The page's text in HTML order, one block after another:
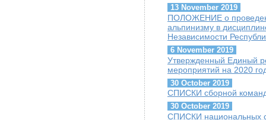
13 November 2019
ПОЛОЖЕНИЕ о
альпинизму в
Независимости
6 November 2019
Утвержденный Единый
мероприятий на 2020
30 October 2019
СПИСКИ сборной
30 October 2019
СПИСКИ национальных